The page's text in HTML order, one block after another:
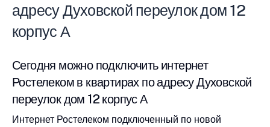
адресу Духовской переулок дом 12
корпус А
Сегодня можно подключить интернет
Ростелеком в квартирах по адресу Духовской
переулок дом 12 корпус А
Интернет Ростелеком подключенный по новой